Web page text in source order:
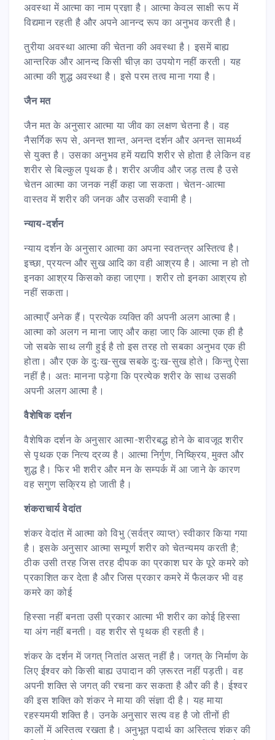
अवस्था में आत्मा का नाम प्रज्ञा है। आत्मा केवल साक्षी रूप में
विद्यमान रहती है और अपने आनन्द रूप का अनुभव करती है।
तुरीया अवस्था आत्मा की चेतना की अवस्था है। इसमें बाह्य
आन्तरिक और आनन्द किसी चीज़ का उपयोग नहीं करती। यह
आत्मा की शुद्ध अवस्था है। इसे परम तत्व माना गया है।
जैन मत
जैन मत के अनुसार आत्मा या जीव का लक्षण चेतना है। वह
नैसर्गिक रूप से, अनन्त शान्त, अनन्त दर्शन और अनन्त सामर्थ्य
से युक्त है। उसका अनुभव हमें यद्यपि शरीर से होता है लेकिन वह
शरीर से बिल्कुल पृथक है। शरीर अजीव और जड़ तत्व है उसे
चेतन आत्मा का जनक नहीं कहा जा सकता। चेतन-आत्मा
वास्तव में शरीर की जनक और उसकी स्वामी है।
न्याय-दर्शन
न्याय दर्शन के अनुसार आत्मा का अपना स्वतन्त्र अस्तित्व है।
इच्छा, प्रयत्न और सुख आदि का वही आश्रय है। आत्मा न हो तो
इनका आश्रय किसको कहा जाएगा। शरीर तो इनका आश्रय हो
नहीं सकता।
आत्माएँ अनेक हैं। प्रत्येक व्यक्ति की अपनी अलग आत्मा है।
आत्मा को अलग न माना जाए और कहा जाए कि आत्मा एक ही है
जो सबके साथ लगी हुई है तो इस तरह तो सबका अनुभव एक ही
होता। और एक के दुःख-सुख सबके दुःख-सुख होते। किन्तु ऐसा
नहीं है। अतः मानना पड़ेगा कि प्रत्येक शरीर के साथ उसकी
अपनी अलग आत्मा है।
वैशेषिक दर्शन
वैशेषिक दर्शन के अनुसार आत्मा-शरीरबद्ध होने के बावजूद शरीर
से पृथक एक नित्य द्रव्य है। आत्मा निर्गुण, निष्क्रिय, मुक्त और
शुद्ध है। फिर भी शरीर और मन के सम्पर्क में आ जाने के कारण
वह सगुण सक्रिय हो जाती है।
शंकराचार्य वेदांत
शंकर वेदांत में आत्मा को विभु (सर्वत्र व्याप्त) स्वीकार किया गया
है। इसके अनुसार आत्मा सम्पूर्ण शरीर को चेतन्यमय करती है;
ठीक उसी तरह जिस तरह दीपक का प्रकाश घर के पूरे कमरे को
प्रकाशित कर देता है और जिस प्रकार कमरे में फैलकर भी वह
कमरे का कोई
हिस्सा नहीं बनता उसी प्रकार आत्मा भी शरीर का कोई हिस्सा
या अंग नहीं बनती। वह शरीर से पृथक ही रहती है।
शंकर के दर्शन में जगत् नितांत असत् नहीं है। जगत् के निर्माण के
लिए ईश्वर को किसी बाह्य उपादान की ज़रूरत नहीं पड़ती। वह
अपनी शक्ति से जगत् की रचना कर सकता है और की है। ईश्वर
की इस शक्ति को शंकर ने माया की संज्ञा दी है। यह माया
रहस्यमयी शक्ति है। उनके अनुसार सत्य वह है जो तीनों ही
कालों में अस्तित्व रखता है। अनुभूत पदार्थ का अस्तित्व शंकर की